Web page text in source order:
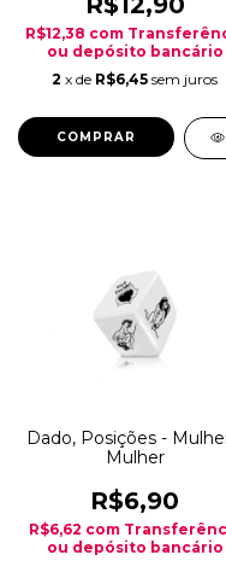
R$12,38 com
ou depósito bancário
2 x de R$6,45 sem juros
Dado, Posições -
Mulher
R$6,90
R$6,62 com
ou depósito bancário